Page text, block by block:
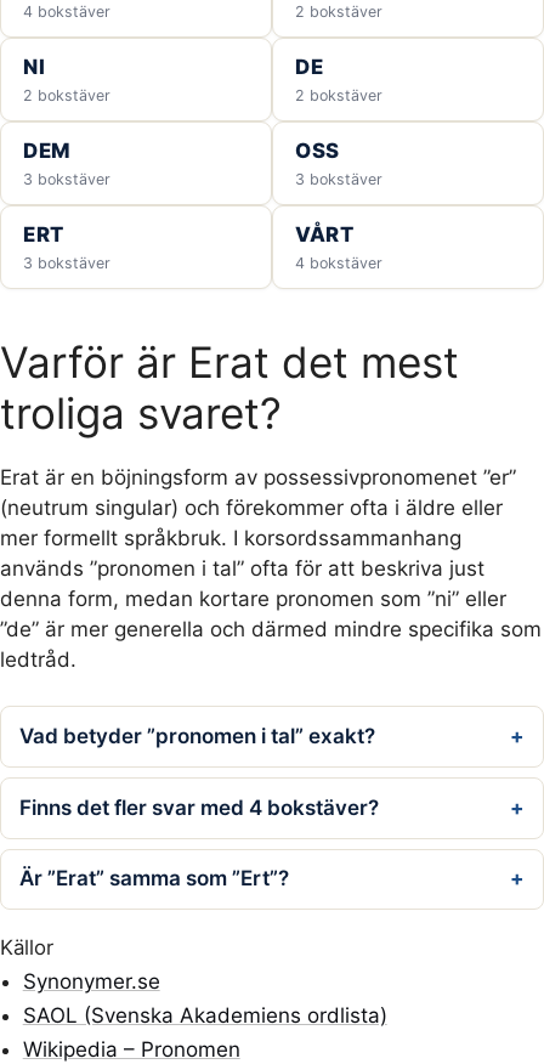
4 bokstäver 2 bokstäver
NI
2 bokstäver
DE
2 bokstäver
DEM
3 bokstäver
OSS
3 bokstäver
ERT
3 bokstäver
VÅRT
4 bokstäver
Varför är Erat det mest
troliga svaret?
Erat är en böjningsform av possessivpronomenet ”er”
(neutrum singular) och förekommer ofta i äldre eller
mer formellt språkbruk. I korsordssammanhang
används ”pronomen i tal” ofta för att beskriva just
denna form, medan kortare pronomen som ”ni” eller
”de” är mer generella och därmed mindre specifika som
ledtråd.
Vad betyder ”pronomen i tal” exakt?
Finns det fler svar med 4 bokstäver?
Är ”Erat” samma som ”Ert”?
Källor
Synonymer.se
SAOL (Svenska Akademiens ordlista)
Wikipedia – Pronomen